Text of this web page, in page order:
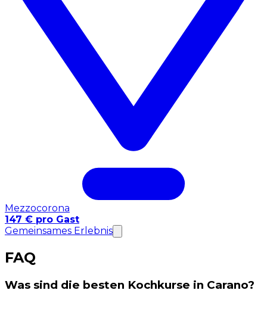
Mezzocorona
147 € pro Gast
Gemeinsames Erlebnis
FAQ
Was sind die besten Kochkurse in Carano?